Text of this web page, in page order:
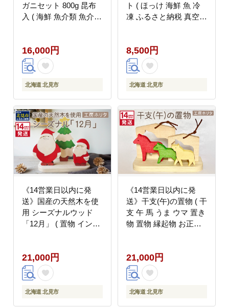
ガニセット 800g 昆布
入 ( 海鮮 魚介類 魚介
ニ かにしゃぶ カット済
贈答 ギフト 熨斗 のし
ふるさと納税 )【094-
0080-yell】
16,000円
北海道 北見市
ト ( ほっけ 海鮮 魚 冷
凍 ふるさと納税 真空パ
【094-0103】
8,500円
北海道 北見市
《14営業日以内に発
送》国産の天然木を使
用 シーズナルウッド
「12月」 ( 置物 インテ
ー )【108-0041】
21,000円
北海道 北見市
《14営業日以内に発
送》干支(午)の置物 ( 干
支 午 馬 うま ウマ 置き
物 置物 縁起物 お正月
21,000円
北海道 北見市